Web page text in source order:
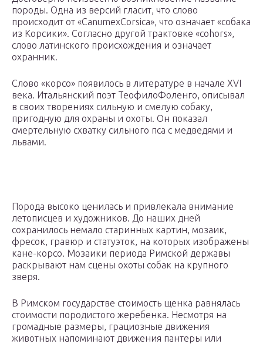
породы. Одна из версий гласит, что слово
происходит от «CanumexCorsica», что означает «собака
из Корсики». Согласно другой трактовке «cohors»,
слово латинского происхождения и означает
охранник.
Слово «корсо» появилось в литературе в начале XVI
века. Итальянский поэт ТеофилоФоленго, описывал
в своих творениях сильную и смелую собаку,
пригодную для охраны и охоты. Он показал
смертельную схватку сильного пса с медведями и
львами.
Порода высоко ценилась и привлекала внимание
летописцев и художников. До наших дней
сохранилось немало старинных картин, мозаик,
фресок, гравюр и статуэток, на которых изображены
кане-корсо. Мозаики периода Римской державы
раскрывают нам сцены охоты собак на крупного
зверя.
В Римском государстве стоимость щенка равнялась
стоимости породистого жеребенка. Несмотря на
громадные размеры, грациозные движения
животных напоминают движения пантеры или